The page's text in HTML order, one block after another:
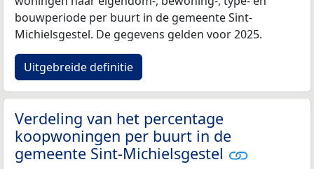
bouwperiode per buurt in de gemeente Sint-
Michielsgestel. De gegevens gelden voor 2025.
Uitgebreide definitie
Verdeling van het percentage
koopwoningen per buurt in de
gemeente Sint-Michielsgestel